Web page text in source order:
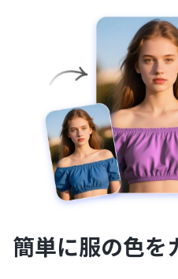
簡単に服の色を